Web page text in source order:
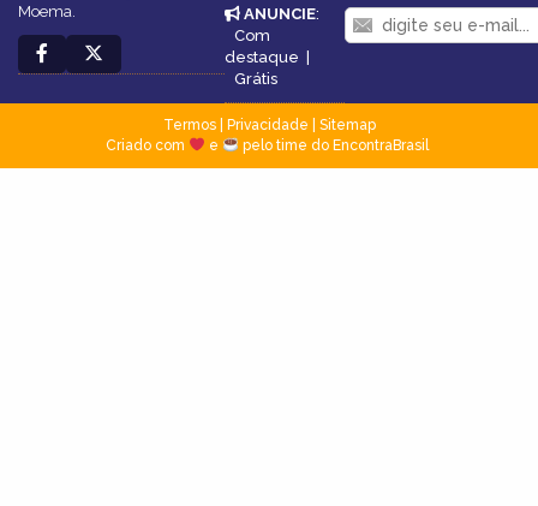
Moema.
ANUNCIE:
Com
destaque
Grátis
Termos| Privacidade
Sitemap
Criado com
e pelo time do EncontraBrasil